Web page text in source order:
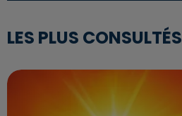
LES PLUS CONSULTÉS